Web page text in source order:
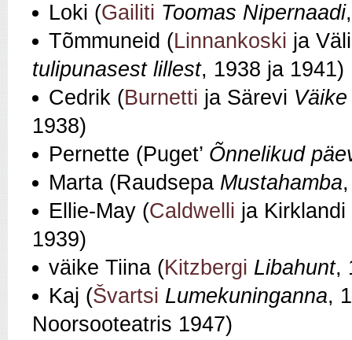
Loki (Gailiti Toomas Nipernaadi
Tõmmuneid (Linnankoski ja
tulipunasest lillest, 1938 ja 1941)
Cedrik (Burnetti ja Särevi
1938)
Pernette (Puget’ Õnnelikud
Marta (Raudsepa Mustahamba
Ellie‑May (Caldwelli ja Kirklandi
1939)
väike Tiina (Kitzbergi Libahunt,
Kaj (Švartsi Lumekuninganna,
Noorsooteatris 1947)